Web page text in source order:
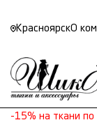
КрасноярскО
-15% на ткани